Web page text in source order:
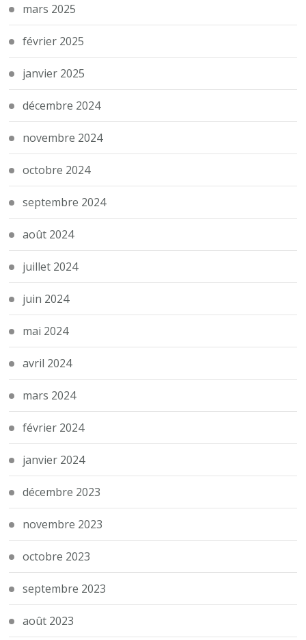
mars 2025
février 2025
janvier 2025
décembre 2024
novembre 2024
octobre 2024
septembre 2024
août 2024
juillet 2024
juin 2024
mai 2024
avril 2024
mars 2024
février 2024
janvier 2024
décembre 2023
novembre 2023
octobre 2023
septembre 2023
août 2023